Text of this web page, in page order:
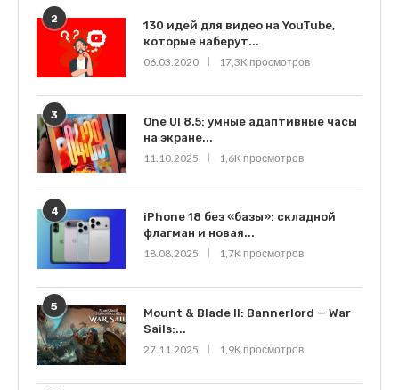
2
130 идей для видео на YouTube,
которые наберут...
06.03.2020
17,3K просмотров
3
One UI 8.5: умные адаптивные часы
на экране...
11.10.2025
1,6K просмотров
4
iPhone 18 без «базы»: складной
флагман и новая...
18.08.2025
1,7K просмотров
5
Mount & Blade II: Bannerlord — War
Sails:...
27.11.2025
1,9K просмотров